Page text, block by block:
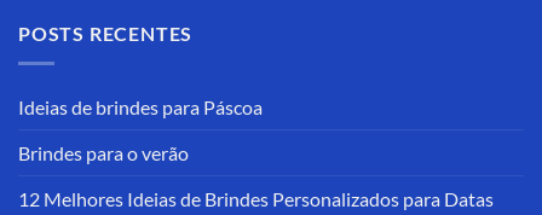
POSTS RECENTES
Ideias de brindes para Páscoa
Brindes para o verão
12 Melhores Ideias de Brindes Personalizados para Datas